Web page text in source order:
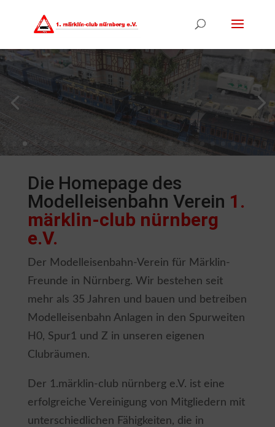
Die Homepage des
Modelleisenbahn Verein 1.
märklin-club nürnberg
e.V.
Der Modelleisenbahn-Verein für Märklin-
Freunde in Nürnberg. Wir bestehen seit
mehr als 35 Jahren und bauen und betreiben
Modelleisenbahn Anlagen in den Spurweiten
H0, Spur1 und Z in unseren eigenen
Clubräumen.
Der 1.märklin-club nürnberg e.V. ist eine
erfolgreiche Vereinigung von Mitgliedern mit
unterschiedlichen Fähigkeiten, die in